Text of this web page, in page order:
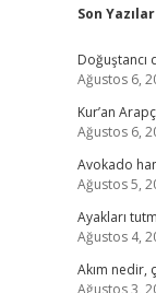
Son Yazılar
Doğuştancı
Ağustos 6,
Kur’an
Ağustos 6,
Avokado
Ağustos 5,
Ayakları
Ağustos 4,
Akım nedir,
Ağustos 3,